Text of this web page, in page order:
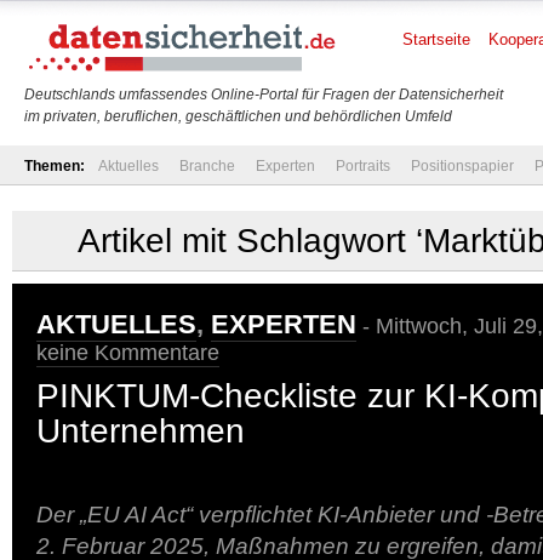
Deutschlands umfassendes Online-Portal für Fragen der Datensicherheit
im privaten, beruflichen, geschäftlichen und behördlichen Umfeld
Startseite
Themen: Aktuelles Branche Experten Portraits Positionspapier
Artikel mit Schlagwort
AKTUELLES, EXPERTEN - Mittwoch, Juli
keine Kommentare
PINKTUM-Checkliste zur KI-
Unternehmen
Der „EU AI Act“ verpflichtet KI-Anbieter und -
2. Februar 2025, Maßnahmen zu ergreifen,